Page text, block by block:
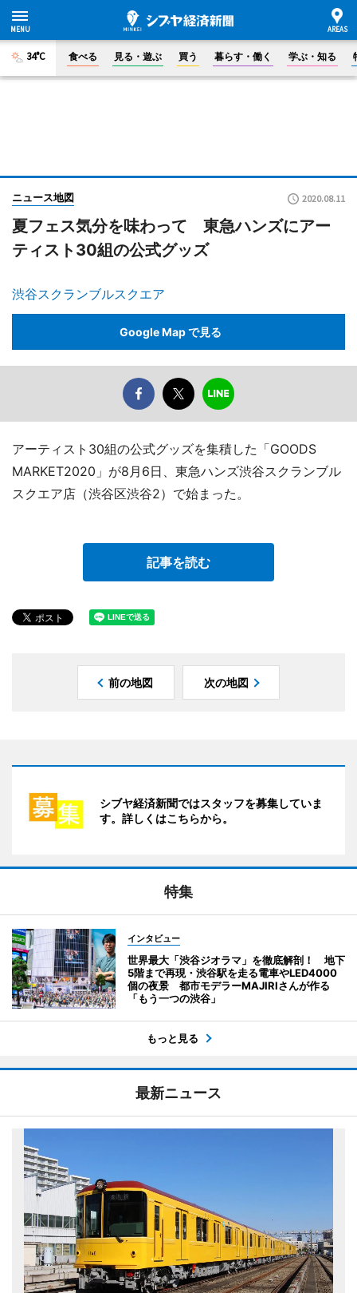
34°C 食べる 見る・遊ぶ 買う 暮らす・働く 学ぶ・知る
ニュース地図 2020.08.11
夏フェス気分を味わって 東急ハンズにアー
ティスト30組の公式グッズ
渋谷スクランブルスクエア
Google Map で見る
アーティスト30組の公式グッズを集積した「GOODS
MARKET2020」が8月6日、東急ハンズ渋谷スクランブル
スクエア店（渋谷区渋谷2）で始まった。
記事を読む
前の地図 次の地図
シブヤ経済新聞ではスタッフを募集していま
す。詳しくはこちらから。
特集
インタビュー
世界最大「渋谷ジオラマ」を徹底解剖！ 地下
5階まで再現・渋谷駅を走る電車やLED4000
個の夜景 都市モデラーMAJIRIさんが作る
「もう一つの渋谷」
もっと見る
最新ニュース